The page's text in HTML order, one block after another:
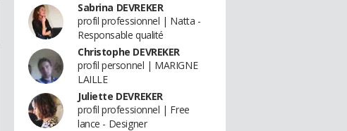
Sabrina DEVREKER
profil professionnel | Natta -
Responsable qualité
Christophe DEVREKER
profil personnel | MARIGNE
LAILLE
Juliette DEVREKER
profil professionnel | Free
lance - Designer